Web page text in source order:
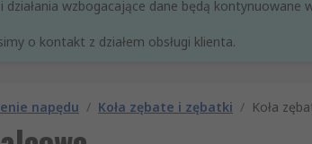
działania wzbogacające dane będą kontynuowane
o kontakt z działem obsługi klienta.
napędu / Koła zębate i zębatki / Koła